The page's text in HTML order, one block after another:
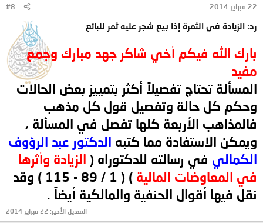
22 فبراير 2014 #8
رد: الزيادة في الثمرة إذا بيع شجر عليه ثمر للبائع
بارك الله فيكم أخي شاكر جهد مبارك وجمع
مفيد
المسألة تحتاج تفصيلاً أكثر بتمييز بعض الحالات
وحكم كل حالة وتفصيل قول كل مذهب
فالمذاهب الأربعة كلها تفصل في المسألة ،
ويمكن الاستفادة مما كتبه الدكتور عبد الرؤوف
الكمالي في رسالته للدكتوراه ( الزيادة وأثرها
في المعاوضات المالية
) ( 1 / 89 - 115 ) وقد
نقل فيها أقوال الحنفية والمالكية أيضاً .
التعديل الأخير: 22 فبراير 2014